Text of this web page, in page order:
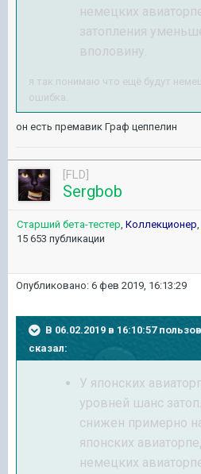
немецких
затопления
вполовину.
я так понимаю что ещё будут
ошибка.
он есть премавик Граф цеппелин
[FLD]
Sergbob
Старший бета-тестер, Коллекционер,
15 653 публикации
Опубликовано: 6 фев 2019, 16:13:29
В 06.02.2019 в 16:10:57
сказал:
У японских
уровней шанс
снижен примерно
японских
немецких